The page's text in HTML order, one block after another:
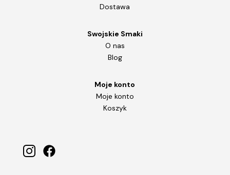
Dostawa
Swojskie Smaki
O nas
Blog
Moje konto
Moje konto
Koszyk